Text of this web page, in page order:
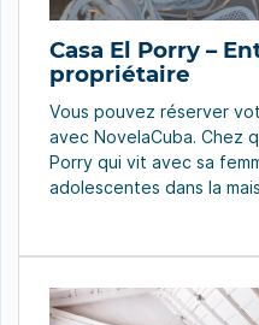
Casa El Porry –
propriétaire
Vous pouvez réserver
avec NovelaCuba. Chez
Porry qui vit avec sa
adolescentes dans la
personne qui […]